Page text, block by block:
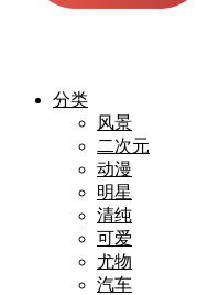
分类
风景
二次元
动漫
明星
清纯
可爱
尤物
汽车